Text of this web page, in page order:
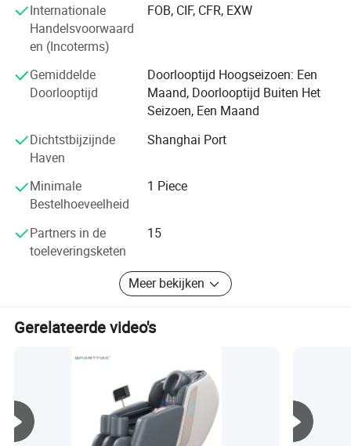
Smartmak Industrial heeft altijd voldaan aan de eisen van
moderne ondernemingsmanagementinspanningen om
ISO 9000-standaarden voor kwaliteitsmanagement te
implementeren, het niveau van kwaliteitsmanagement te
verbeteren.
Tegelijkertijd heeft het bedrijf een perfect after-sales
servicesysteem opgezet, met een goed merkimago, een
voor binnenlandse en internationale klanten.
Internationale
Handelsvoorwaard
en (Incoterms)
FOB, CIF, CFR, EXW
Gemiddelde
Doorlooptijd
Doorlooptijd Hoogseizoen: Een
Maand, Doorlooptijd Buiten Het
Seizoen, Een Maand
Dichtstbijzijnde
Haven
Shanghai Port
Minimale
Bestelhoeveelheid
1 Piece
Partners in de
toeleveringsketen
15
Meer bekijken
Gerelateerde video's